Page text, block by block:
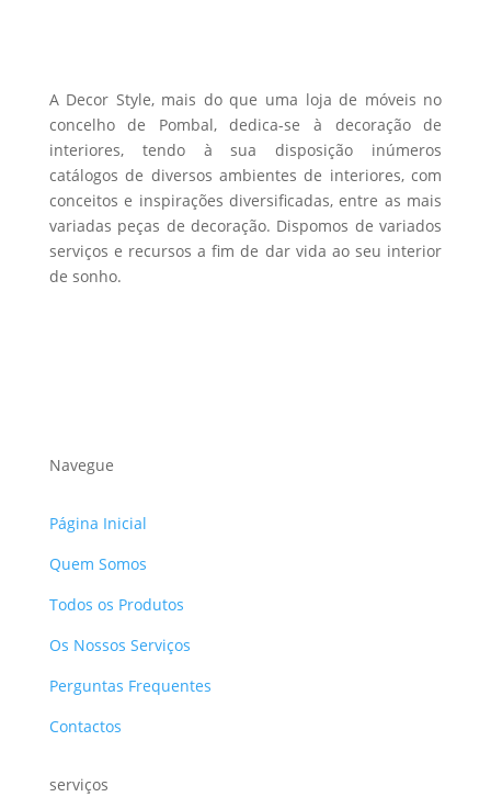
the
product
page
A Decor Style, mais do que uma loja de móveis no
concelho de Pombal, dedica-se à decoração de
interiores, tendo à sua disposição inúmeros
catálogos de diversos ambientes de interiores, com
conceitos e inspirações diversificadas, entre as mais
variadas peças de decoração. Dispomos de variados
serviços e recursos a fim de dar vida ao seu interior
de sonho.
Navegue
Página Inicial
Quem Somos
Todos os Produtos
Os Nossos Serviços
Perguntas Frequentes
Contactos
serviços